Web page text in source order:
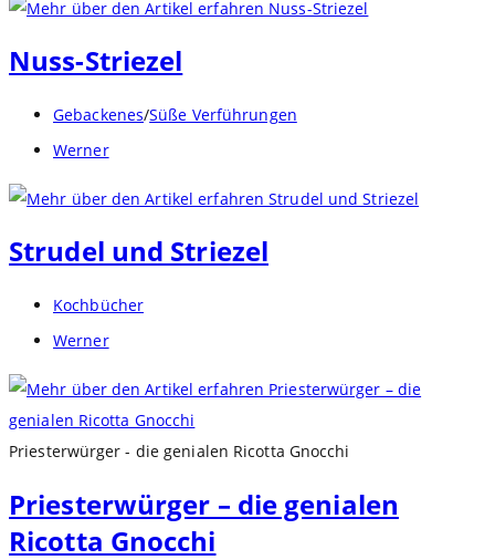
Nuss-Striezel
Beitrags-
Kategorie:
Gebackenes/Süße Verführungen
Beitrags-
Werner
Strudel und Striezel
Beitrags-
Kategorie:
Kochbücher
Beitrags-
Werner
Priesterwürger - die genialen Ricotta Gnocchi
Priesterwürger – die genialen
Ricotta Gnocchi